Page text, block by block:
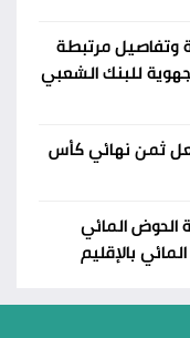
وتفاصيل مرتبطة
للبنك الشعبي
ثمن نهائي كأس
الحوض المائي
بالإقليم